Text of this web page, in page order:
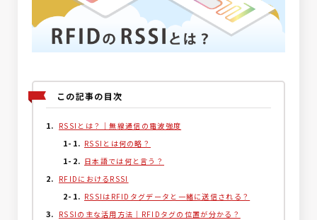
この記事の目次
RSSIとは？｜無線通信の電波強度
RSSIとは何の略？
日本語では何と言う？
RFIDにおけるRSSI
RSSIはRFIDタグデータと一緒に送信される？
RSSIの主な活用方法｜RFIDタグの位置が分かる？